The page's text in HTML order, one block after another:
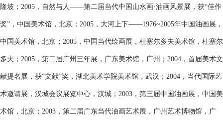
隆坡；2005，自然与人——第二届当代中国山水画·油画风景展，获“佳作
奖”，中国美术馆，北京；2005，大河上下——1976~2005年中国油画展，
中国美术馆，北京；2005，中国当代绘画展，杜塞尔多夫美术馆，杜塞尔
多夫；2005，第二届广州三年展，广东美术馆，广州；2004，首届美术文
献提名展，获“文献”奖，湖北美术学院美术馆，武汉；2004，当代国际艺
术邀请展，汉城会议展览中心，汉城；2003，第三届中国油画展，中国美
术馆，北京；2003，第二届广东当代油画艺术展，广州艺术博物馆，广